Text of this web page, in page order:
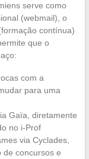
serve como
(webmail), o
contínua)
que o
com a
para uma
Gaïa, diretamente
no i-Prof
via Cyclades,
de concursos e